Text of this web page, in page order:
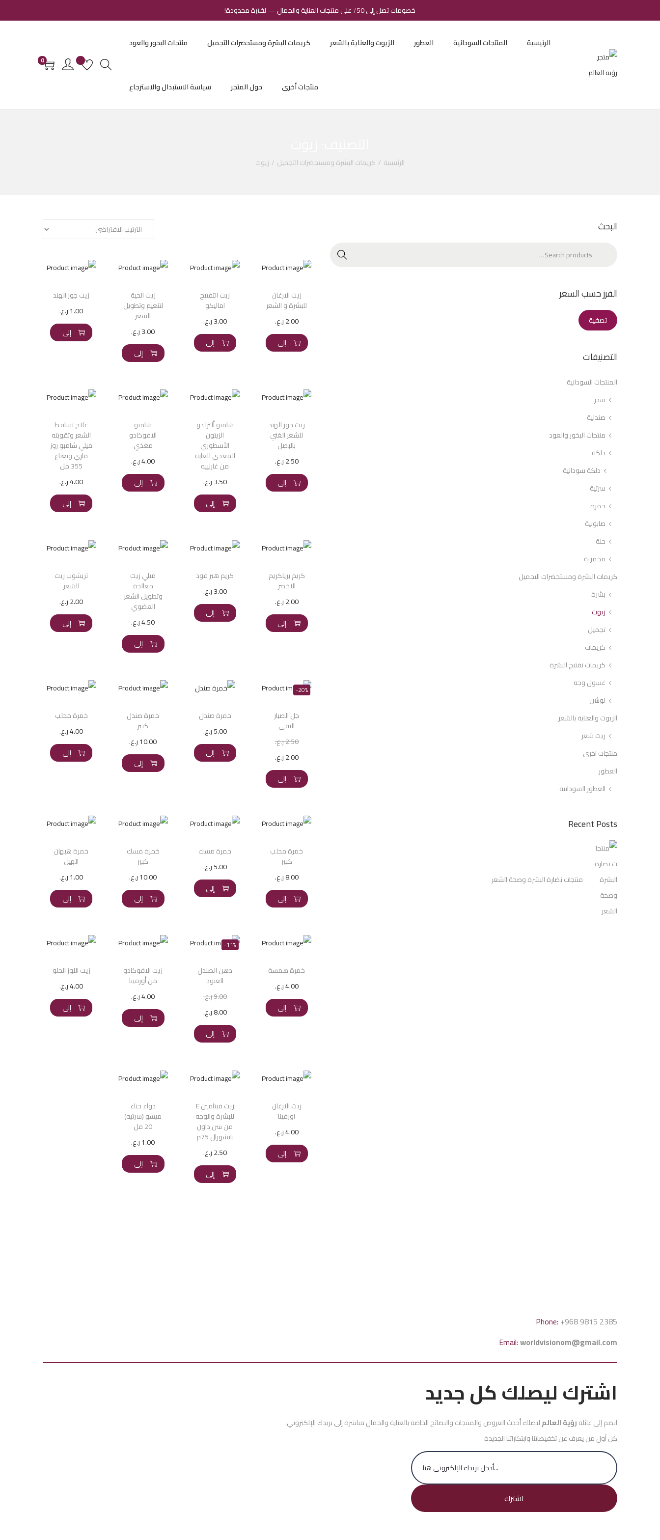
خصومات تصل إلى 50٪ على منتجات العناية والجمال — لفترة محدودة!
الرئيسية المنتجات السودانية العطور الزيوت والعناية بالشعر كريمات البشرة ومستحضرات التجميل منتجات البخور والعود
منتجات أخرى حول المتجر سياسة الاستبدال والاسترجاع
0
الرئيسية / كريمات البشرة ومستحضرات التجميل / زيوت
زيت الارغان
للبشرة و الشعر
2.00ر.ع.
إضافة
إلى
زيت التفتيح
اماليكو
3.00ر.ع.
إضافة
إلى
زيت الحية
لتنعيم وتطويل
الشعر
3.00ر.ع.
إضافة
إلى
زيت جوز الهند
1.00ر.ع.
إضافة
إلى
زيت جوز الهند
للشعر الغني
بالبصل
2.50ر.ع.
إضافة
إلى
شامبو ألترا دو
الزيتون
الأسطوري
المغذي للغاية
من غارنييه
3.50ر.ع.
إضافة
إلى
شامبو
الافوكادو
مغذي
4.00ر.ع.
إضافة
إلى
علاج تساقط
الشعر وتقويته
ميلي شامبو روز
ماري ونعناع
355 مل
4.00ر.ع.
إضافة
إلى
كريم بريلكريم
الاخضر
2.00ر.ع.
إضافة
إلى
كريم هير فود
3.00ر.ع.
إضافة
إلى
ميلي زيت
معالجة
وتطويل الشعر
العضوي
4.50ر.ع.
إضافة
إلى
تريشوب زيت
للشعر
2.00ر.ع.
إضافة
إلى
-20%
جل الصبار
النقي
2.50ر.ع.
2.00ر.ع.
إضافة
إلى
خمرة صندل
5.00ر.ع.
إضافة
إلى
خمرة صندل
كبير
10.00ر.ع.
إضافة
إلى
خمرة محلب
4.00ر.ع.
إضافة
إلى
خمرة محلب
كبير
8.00ر.ع.
إضافة
إلى
خمرة مسك
5.00ر.ع.
إضافة
إلى
خمرة مسك
كبير
10.00ر.ع.
إضافة
إلى
خمرة هبهان
الهيل
1.00ر.ع.
إضافة
إلى
خمرة همسة
4.00ر.ع.
إضافة
إلى
-11%
دهن الصندل
العنود
9.00ر.ع.
8.00ر.ع.
إضافة
إلى
زيت الافوكادو
من أورفينا
4.00ر.ع.
إضافة
إلى
زيت اللوز الحلو
4.00ر.ع.
إضافة
إلى
زيت الارغان
اورفينا
4.00ر.ع.
إضافة
إلى
زيت فيتامين E
للبشرة والوجه
من سن داون
ناتشورال 75م
2.50ر.ع.
إضافة
إلى
دواء حناء
ميسو (سرتيه)
20 مل
1.00ر.ع.
إضافة
إلى
البحث
الفرز حسب السعر
تصفية
التصنيفات
المنتجات السودانية
سدر
صندلية
منتجات البخور والعود
دلكة
دلكة سودانية
سرتية
خمرة
صابونية
حنة
مخمرية
كريمات البشرة ومستحضرات التجميل
بشرة
زيوت
تجميل
كريمات
كريمات تفتيح البشرة
غسول وجه
لوشن
الزيوت والعناية بالشعر
زيت شعر
منتجات اخرى
العطور
العطور السودانية
Recent Posts
منتجات نضارة البشرة وصحة الشعر
Phone: +968 9815 2385
Email:worldvisionom@gmail.com
اشترك ليصلك كل جديد
انضم إلى عائلةرؤية العالملتصلك أحدث العروض والمنتجات والنصائح الخاصة بالعناية والجمال مباشرة إلى بريدك الإلكتروني.
كن أول من يعرف عن تخفيضاتنا وابتكاراتنا الجديدة
اشترك